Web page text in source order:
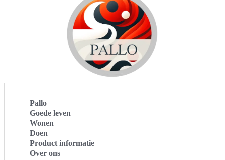
Pallo
Goede leven
Wonen
Doen
Product informatie
Over ons